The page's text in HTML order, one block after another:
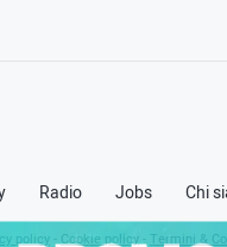
Radio Jobs Chi
policy -Cookie policy- Termini &